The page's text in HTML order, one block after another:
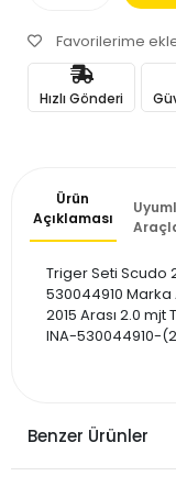
Favorilerime
Hızlı Gönderi
Ürün
Açıklaması
Triger Seti Scudo
530044910 Marka
2015 Arası 2.0 mjt
INA-530044910-
Benzer Ürünler